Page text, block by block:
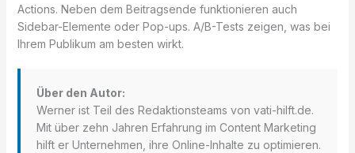
Actions. Neben dem Beitragsende funktionieren auch
Sidebar-Elemente oder Pop-ups. A/B-Tests zeigen, was bei
Ihrem Publikum am besten wirkt.
Über den Autor:
Werner ist Teil des Redaktionsteams von vati-hilft.de.
Mit über zehn Jahren Erfahrung im Content Marketing
hilft er Unternehmen, ihre Online-Inhalte zu optimieren.